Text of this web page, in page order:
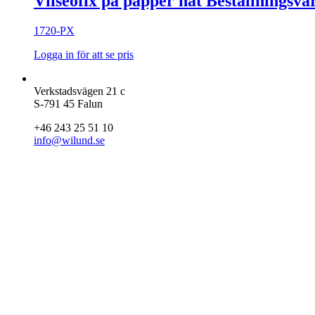
1720-PX
Logga in för att se pris
Verkstadsvägen 21 c
S-791 45 Falun
+46 243 25 51 10
info@wilund.se